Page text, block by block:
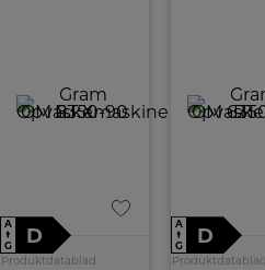
A
↑
G
D
Produktdatablad
A
↑
G
D
Produktdatablad